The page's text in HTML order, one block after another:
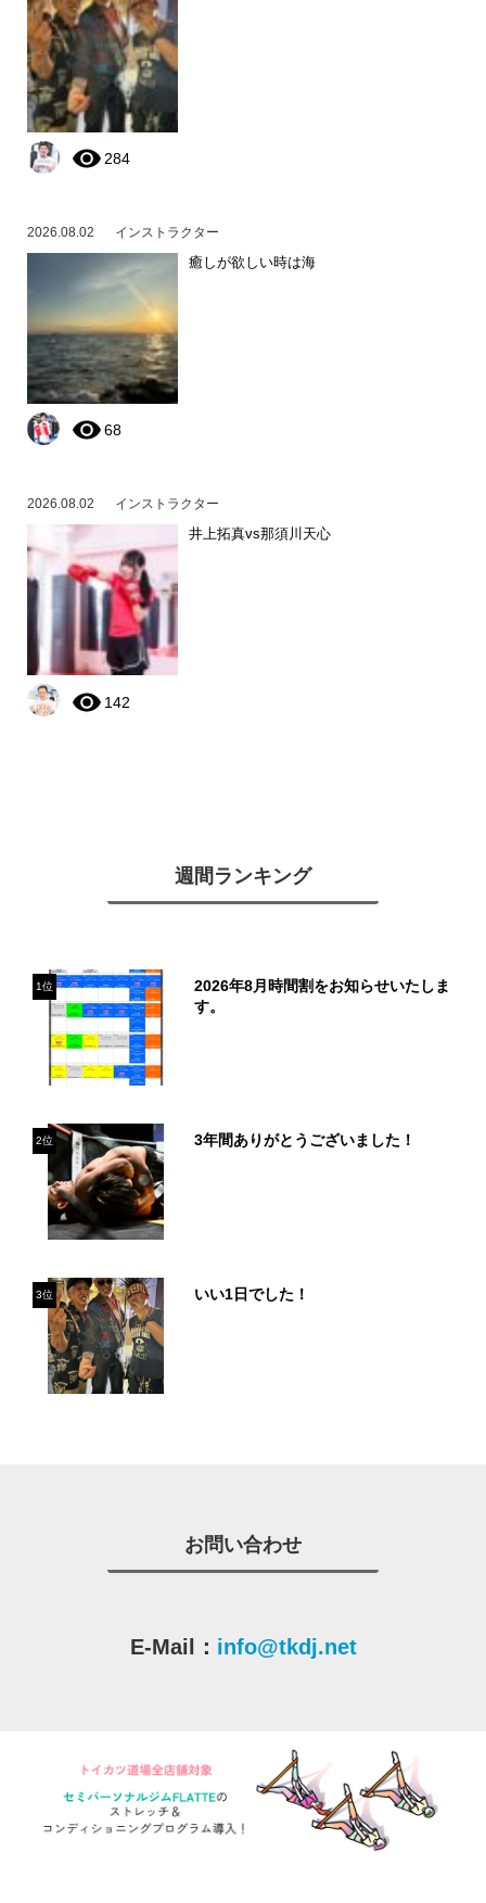
284
2026.08.02 インストラクター
癒しが欲しい時は海
68
2026.08.02 インストラクター
井上拓真vs那須川天心
142
週間ランキング
1位
2026年8月時間割をお知らせいたしま
す。
2位 3年間ありがとうございました！
3位 いい1日でした！
お問い合わせ
E-Mail： info@tkdj.net